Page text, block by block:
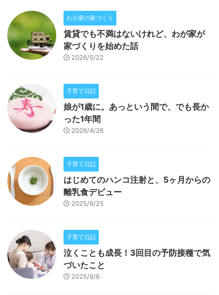
わが家の家づくり
賃貸でも不満はないけれど、わが家が
家づくりを始めた話
2026/5/22
子育て日記
娘が1歳に。あっという間で、でも長か
った1年間
2026/4/26
子育て日記
はじめてのハンコ注射と、5ヶ月からの
離乳食デビュー
2025/9/25
子育て日記
泣くことも成長！3回目の予防接種で気
づいたこと
2025/9/6